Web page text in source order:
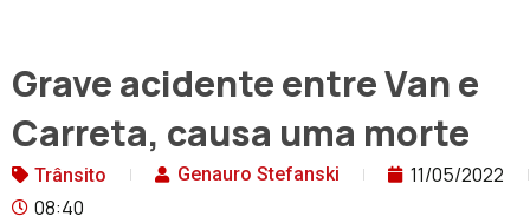
Grave acidente entre Van e
Carreta, causa uma morte
Trânsito Genauro Stefanski
11/05/2022
08:40